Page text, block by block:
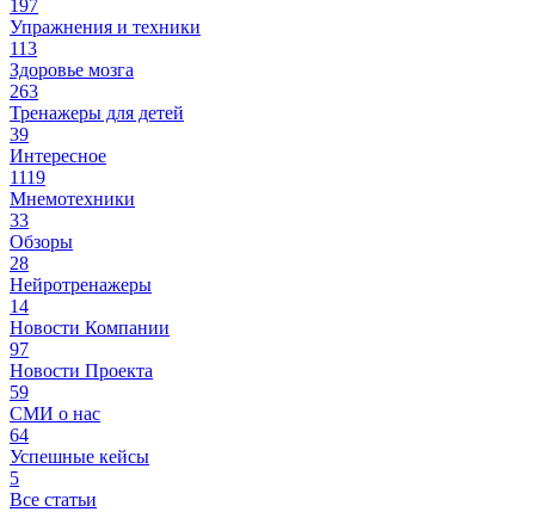
197
Упражнения и техники
113
Здоровье мозга
263
Тренажеры для детей
39
Интересное
1119
Мнемотехники
33
Обзоры
28
Нейротренажеры
14
Новости Компании
97
Новости Проекта
59
СМИ о нас
64
Успешные кейсы
5
Все статьи